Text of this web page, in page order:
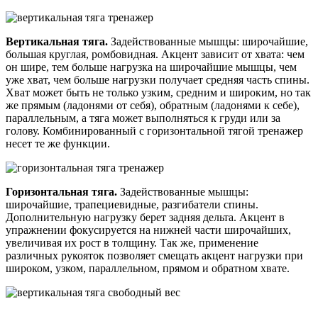
Вертикальная тяга. Задействованные мышцы: широчайшие,
большая круглая, ромбовидная. Акцент зависит от хвата: чем
он шире, тем больше нагрузка на широчайшие мышцы, чем
уже хват, чем больше нагрузки получает средняя часть спины.
Хват может быть не только узким, средним и широким, но так
же прямым (ладонями от себя), обратным (ладонями к себе),
параллельным, а тяга может выполняться к груди или за
голову. Комбинированный с горизонтальной тягой тренажер
несет те же функции.
Горизонтальная тяга. Задействованные мышцы:
широчайшие, трапециевидные, разгибатели спины.
Дополнительную нагрузку берет задняя дельта. Акцент в
упражнении фокусируется на нижней части широчайших,
увеличивая их рост в толщину. Так же, применение
различных рукояток позволяет смещать акцент нагрузки при
широком, узком, параллельном, прямом и обратном хвате.